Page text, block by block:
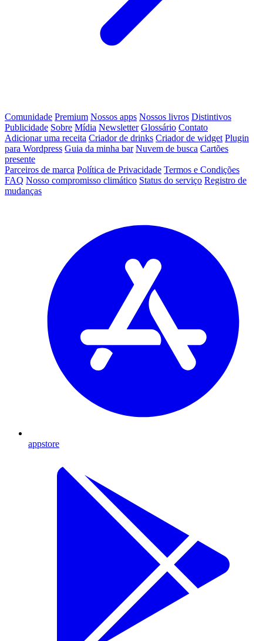
Comunidade Premium Nossos apps Nossos livros Distintivos
Publicidade Sobre Mídia Newsletter Glossário Contato
Adicionar uma receita Criador de drinks Criador de widget Plugin
para Wordpress Guia da minha bar Nuvem de busca Cartões
presente
Parceiros de marca Política de Privacidade Termos e Condições
FAQ Nosso compromisso climático Status do serviço Registro de
mudanças
appstore